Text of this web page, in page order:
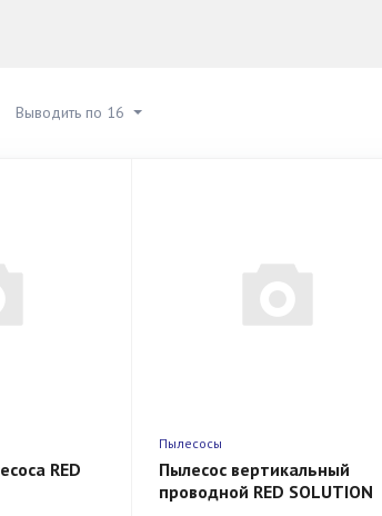
Выводить по 16
RED
Пылесосы
Пылесос вертикальный
проводной RED SOLUTION